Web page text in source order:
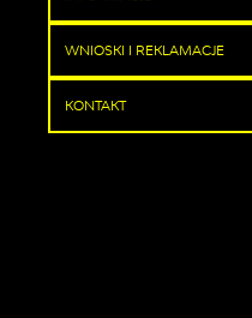
WNIOSKI I REKLAMACJE
KONTAKT